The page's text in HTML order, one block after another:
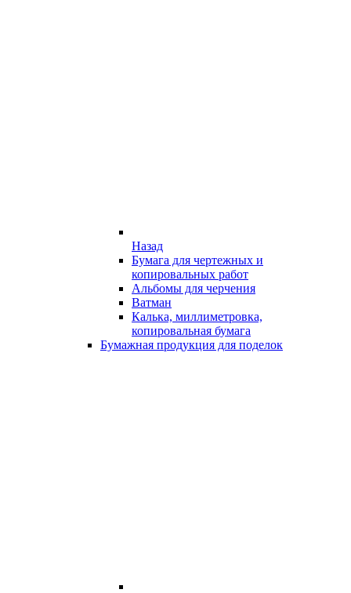
Назад
Бумага для чертежных и
копировальных работ
Альбомы для черчения
Ватман
Калька, миллиметровка,
копировальная бумага
Бумажная продукция для поделок